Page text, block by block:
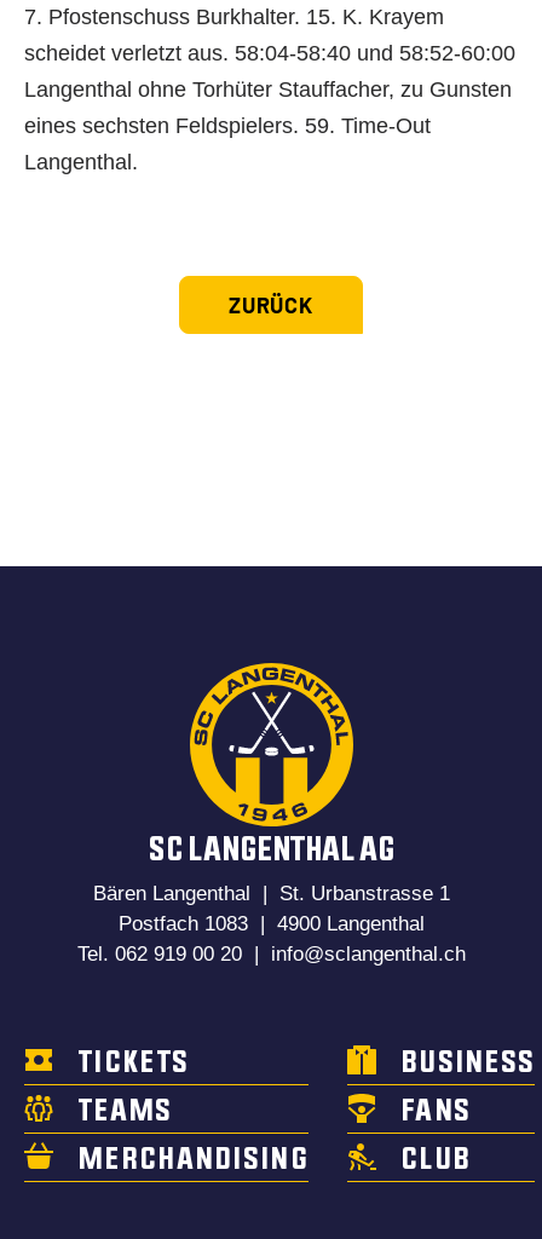
7. Pfostenschuss Burkhalter. 15. K. Krayem
scheidet verletzt aus. 58:04-58:40 und 58:52-60:00
Langenthal ohne Torhüter Stauffacher, zu Gunsten
eines sechsten Feldspielers. 59. Time-Out
Langenthal.
ZURÜCK
SC LANGENTHAL AG
Bären Langenthal | St. Urbanstrasse 1
Postfach 1083 | 4900 Langenthal
Tel. 062 919 00 20 | info@sclangenthal.ch
TICKETS
TEAMS
MERCHANDISING
BUSINESS
FANS
CLUB